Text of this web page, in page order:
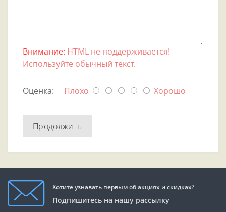
Внимание: HTML не поддерживается!
Используйте обычный текст.
Оценка: Плохо Хорошо
Продолжить
Хотите узнавать первым об акциях и скидках?
Подпишитесь на нашу рассылку